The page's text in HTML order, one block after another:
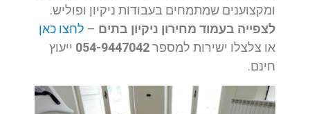
ומקצוענים שמתמחים בעבודות ניקיון ופוליש.
לצפייה בעמוד מחירון ניקיון בתים – לחצו כאן
או צלצלו ישירות למספר054-9447042 ייעוץ
חינם.